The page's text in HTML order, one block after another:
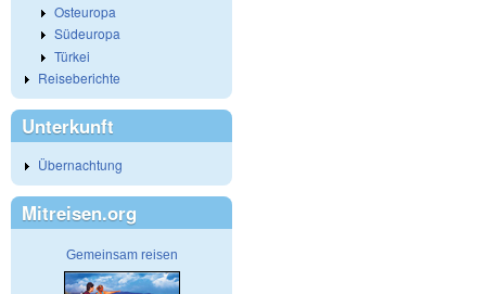
Osteuropa
Südeuropa
Türkei
Reiseberichte
Unterkunft
Übernachtung
Mitreisen.org
Gemeinsam reisen